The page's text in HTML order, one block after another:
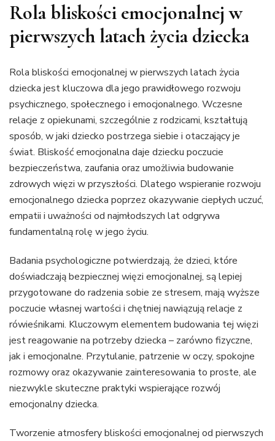
Rola bliskości emocjonalnej w
pierwszych latach życia dziecka
Rola bliskości emocjonalnej w pierwszych latach życia
dziecka jest kluczowa dla jego prawidłowego rozwoju
psychicznego, społecznego i emocjonalnego. Wczesne
relacje z opiekunami, szczególnie z rodzicami, kształtują
sposób, w jaki dziecko postrzega siebie i otaczający je
świat. Bliskość emocjonalna daje dziecku poczucie
bezpieczeństwa, zaufania oraz umożliwia budowanie
zdrowych więzi w przyszłości. Dlatego wspieranie rozwoju
emocjonalnego dziecka poprzez okazywanie ciepłych uczuć,
empatii i uważności od najmłodszych lat odgrywa
fundamentalną rolę w jego życiu.
Badania psychologiczne potwierdzają, że dzieci, które
doświadczają bezpiecznej więzi emocjonalnej, są lepiej
przygotowane do radzenia sobie ze stresem, mają wyższe
poczucie własnej wartości i chętniej nawiązują relacje z
rówieśnikami. Kluczowym elementem budowania tej więzi
jest reagowanie na potrzeby dziecka – zarówno fizyczne,
jak i emocjonalne. Przytulanie, patrzenie w oczy, spokojne
rozmowy oraz okazywanie zainteresowania to proste, ale
niezwykle skuteczne praktyki wspierające rozwój
emocjonalny dziecka.
Tworzenie atmosfery bliskości emocjonalnej od pierwszych